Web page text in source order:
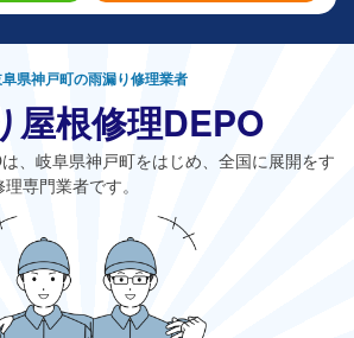
県神戸町の雨漏り修理業者
屋根修理DEPO
は、岐阜県神戸町をはじめ、全国に展開をす
専門業者です。